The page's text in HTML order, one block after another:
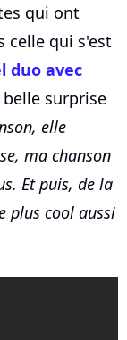
qui ont
celle qui s'est
duo avec
surprise
elle
ma chanson
Et puis, de la
plus cool aussi